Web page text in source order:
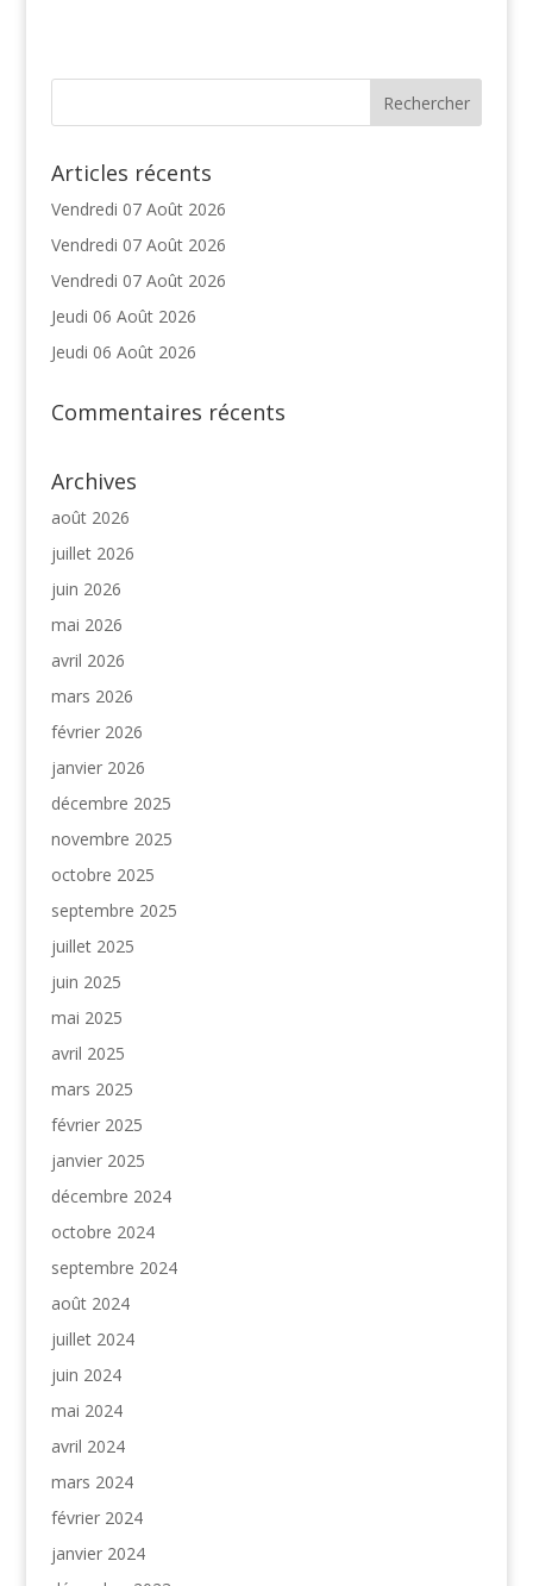
Articles récents
Vendredi 07 Août 2026
Vendredi 07 Août 2026
Vendredi 07 Août 2026
Jeudi 06 Août 2026
Jeudi 06 Août 2026
Commentaires récents
Archives
août 2026
juillet 2026
juin 2026
mai 2026
avril 2026
mars 2026
février 2026
janvier 2026
décembre 2025
novembre 2025
octobre 2025
septembre 2025
juillet 2025
juin 2025
mai 2025
avril 2025
mars 2025
février 2025
janvier 2025
décembre 2024
octobre 2024
septembre 2024
août 2024
juillet 2024
juin 2024
mai 2024
avril 2024
mars 2024
février 2024
janvier 2024